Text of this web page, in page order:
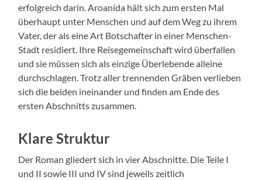
erfolgreich darin. Aroanída hält sich zum ersten Mal
überhaupt unter Menschen und auf dem Weg zu ihrem
Vater, der als eine Art Botschafter in einer Menschen-
Stadt residiert. Ihre Reisegemeinschaft wird überfallen
und sie müssen sich als einzige Überlebende alleine
durchschlagen. Trotz aller trennenden Gräben verlieben
sich die beiden ineinander und finden am Ende des
ersten Abschnitts zusammen.
Klare Struktur
Der Roman gliedert sich in vier Abschnitte. Die Teile I
und II sowie III und IV sind jeweils zeitlich